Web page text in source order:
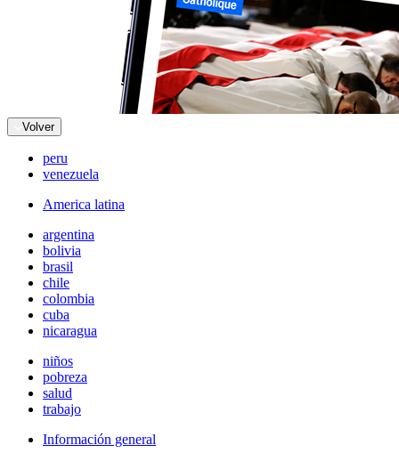
Volver
peru
venezuela
America latina
argentina
bolivia
brasil
chile
colombia
cuba
nicaragua
niños
pobreza
salud
trabajo
Información general